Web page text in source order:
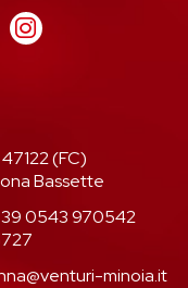
(FC)
Bassette
39 0543 970542
minoia.it